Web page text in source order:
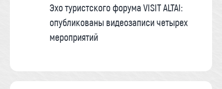
Эхо туристского форума VISIT ALTAI:
опубликованы видеозаписи четырех
мероприятий